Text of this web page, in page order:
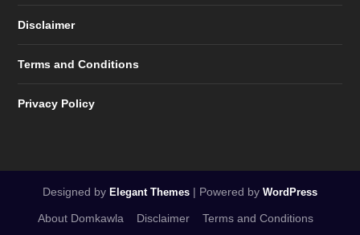
Disclaimer
Terms and Conditions
Privacy Policy
Designed by Elegant Themes | Powered by WordPress
About Domkawla Disclaimer Terms and Conditions